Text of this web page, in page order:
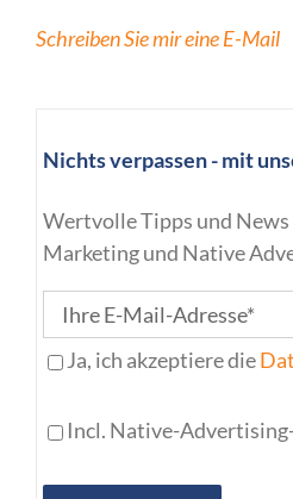
Schreiben Sie mir eine E-Mail
Nichts verpassen - mit
Wertvolle Tipps und
Marketing und Native
Ja, ich akzeptiere die
Incl. Native-